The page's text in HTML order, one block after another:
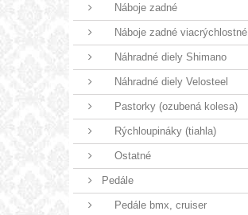
Náboje zadné
Náboje zadné viacrýchlostné
Náhradné diely Shimano
Náhradné diely Velosteel
Pastorky (ozubená kolesa)
Rýchloupináky (tiahla)
Ostatné
Pedále
Pedále bmx, cruiser